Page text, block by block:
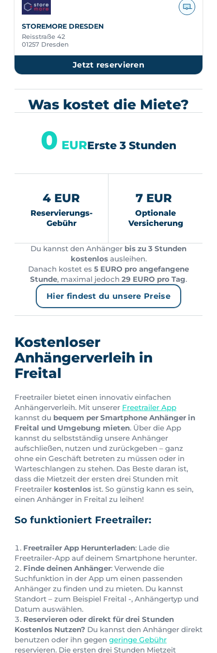
STOREMORE DRESDEN
Reisstraße 42
01257 Dresden
Jetzt reservieren
Was kostet die Miete?
4 EUR
Reservierungs-
Gebühr
0 EURErste 3 Stunden
7 EUR
Optionale
Versicherung
Du kannst den Anhänger bis zu 3 Stunden
kostenlosausleihen.
Danach kostet es 5 EURO pro angefangene
Stunde, maximal jedoch 29 EURO pro Tag.
Hier findest du unsere Preise
Kostenloser
Anhängerverleih in
Freital
Freetrailer bietet einen innovativ einfachen
Anhängerverleih. Mit unserer Freetrailer App
kannst du bequem per Smartphone Anhänger in
Freital und Umgebung mieten. Über die App
kannst du selbstständig unsere Anhänger
aufschließen, nutzen und zurückgeben – ganz
ohne ein Geschäft betreten zu müssen oder in
Warteschlangen zu stehen. Das Beste daran ist,
dass die Mietzeit der ersten drei Stunden mit
Freetrailer kostenlos ist. So günstig kann es sein,
einen Anhänger in Freital zu leihen!
So funktioniert Freetrailer:
Freetrailer App Herunterladen: Lade die
Freetrailer-App auf deinem Smartphone herunter.
Finde deinen Anhänger: Verwende die
Suchfunktion in der App um einen passenden
Anhänger zu finden und zu mieten. Du kannst
Standort – zum Beispiel Freital -, Anhängertyp und
Datum auswählen.
Reservieren oder direkt für drei Stunden
Kostenlos Nutzen? Du kannst den Anhänger direkt
benutzen oder ihn gegen geringe Gebühr
reservieren. Die ersten drei Stunden Mietzeit